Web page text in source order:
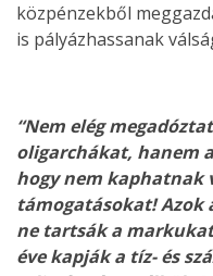
közpénzekből
is pályázhassanak
“Nem elég
oligarchákat, hanem
hogy nem kaphatnak
támogatásokat! Azok
ne tartsák a
éve kapják a tíz- és